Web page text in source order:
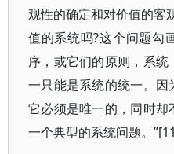
观性的确定和对价值的客
值的系统吗?这个问题勾
序，或它们的原则，系
一只能是系统的统一。因
它必须是唯一的，同时
一个典型的系统问题。